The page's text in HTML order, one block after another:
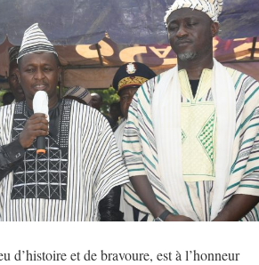
d’histoire et de bravoure, est à l’honneur